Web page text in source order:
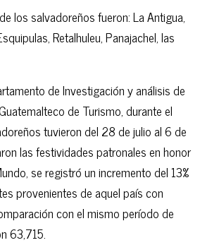
los salvadoreños fueron: La Antigua,
Retalhuleu, Panajachel, las
de Investigación y análisis de
de Turismo, durante el
tuvieron del 28 de julio al 6 de
las festividades patronales en honor
se registró un incremento del 13%
provenientes de aquel país con
con el mismo período de
63,715.